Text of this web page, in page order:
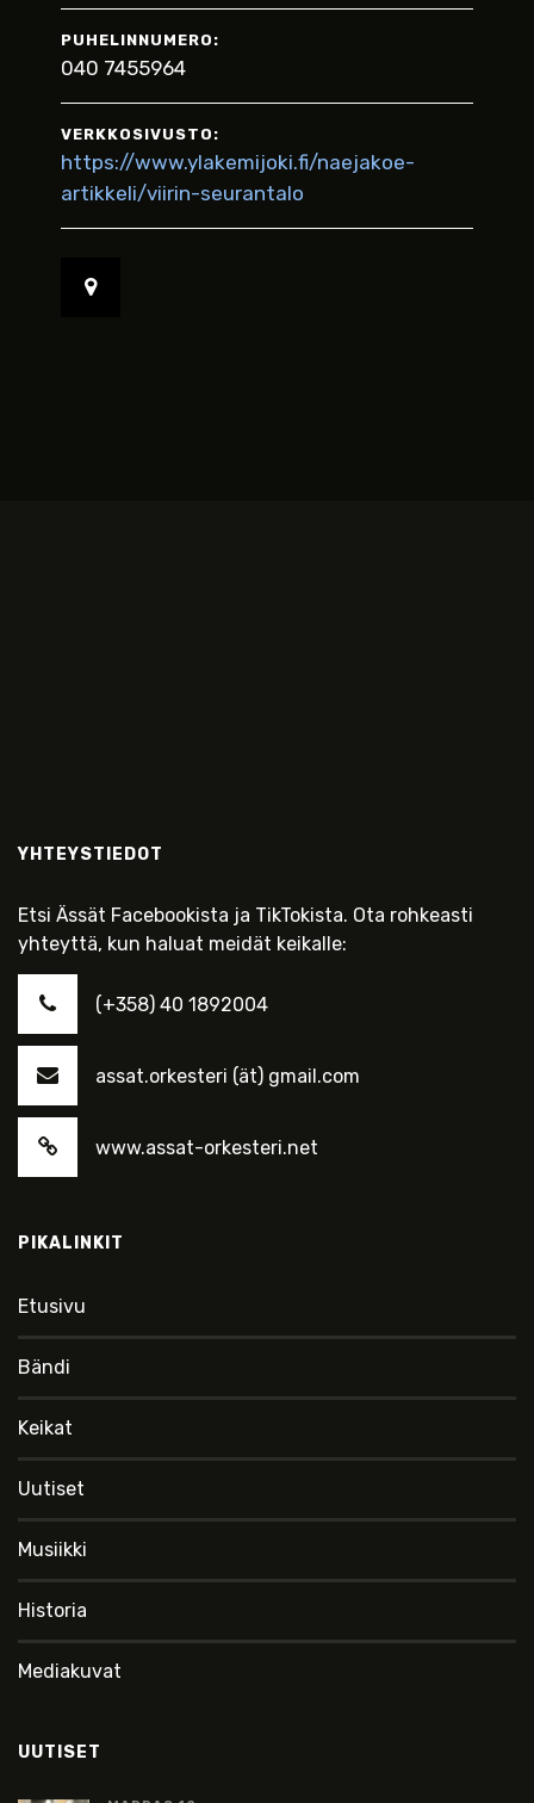
PUHELINNUMERO:
040 7455964
VERKKOSIVUSTO:
https://www.ylakemijoki.fi/naejakoe-
artikkeli/viirin-seurantalo
YHTEYSTIEDOT
Etsi Ässät Facebookista ja TikTokista. Ota rohkeasti
yhteyttä, kun haluat meidät keikalle:
(+358) 40 1892004
assat.orkesteri (ät) gmail.com
www.assat-orkesteri.net
PIKALINKIT
Etusivu
Bändi
Keikat
Uutiset
Musiikki
Historia
Mediakuvat
UUTISET